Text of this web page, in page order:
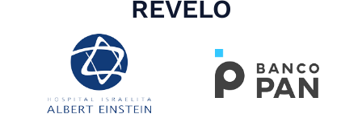
REVELO